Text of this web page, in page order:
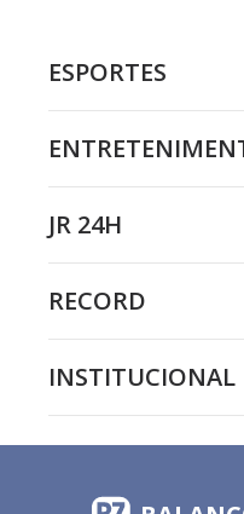
ESPORTES
JR 24H
RECORD
INSTITUCIONAL